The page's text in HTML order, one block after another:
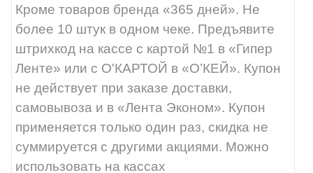
Кроме товаров бренда «365 дней». Не
более 10 штук в одном чеке. Предъявите
штрихкод на кассе с картой №1 в «Гипер
Ленте» или с О'КАРТОЙ в «О’КЕЙ». Купон
не действует при заказе доставки,
самовывоза и в «Лента Эконом». Купон
применяется только один раз, скидка не
суммируется с другими акциями. Можно
использовать на кассах